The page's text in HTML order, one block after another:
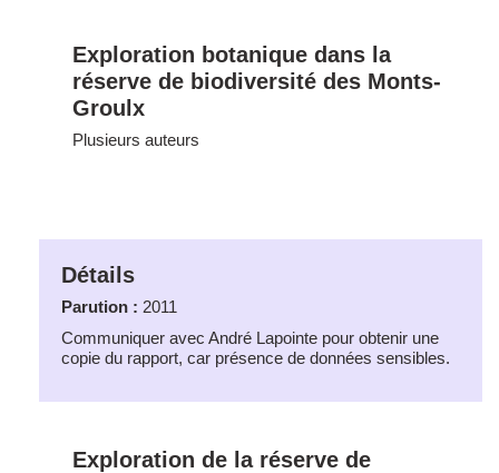
Exploration botanique dans la
réserve de biodiversité des Monts-
Groulx
Plusieurs auteurs
Détails
Parution : 2011
Communiquer avec André Lapointe pour obtenir une
copie du rapport, car présence de données sensibles.
Exploration de la réserve de